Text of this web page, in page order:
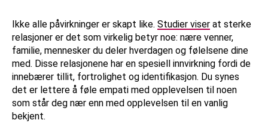
Ikke alle påvirkninger er skapt like. Studier viser at sterke
relasjoner er det som virkelig betyr noe: nære venner,
familie, mennesker du deler hverdagen og følelsene dine
med. Disse relasjonene har en spesiell innvirkning fordi de
innebærer tillit, fortrolighet og identifikasjon. Du synes
det er lettere å føle empati med opplevelsen til noen
som står deg nær enn med opplevelsen til en vanlig
bekjent.